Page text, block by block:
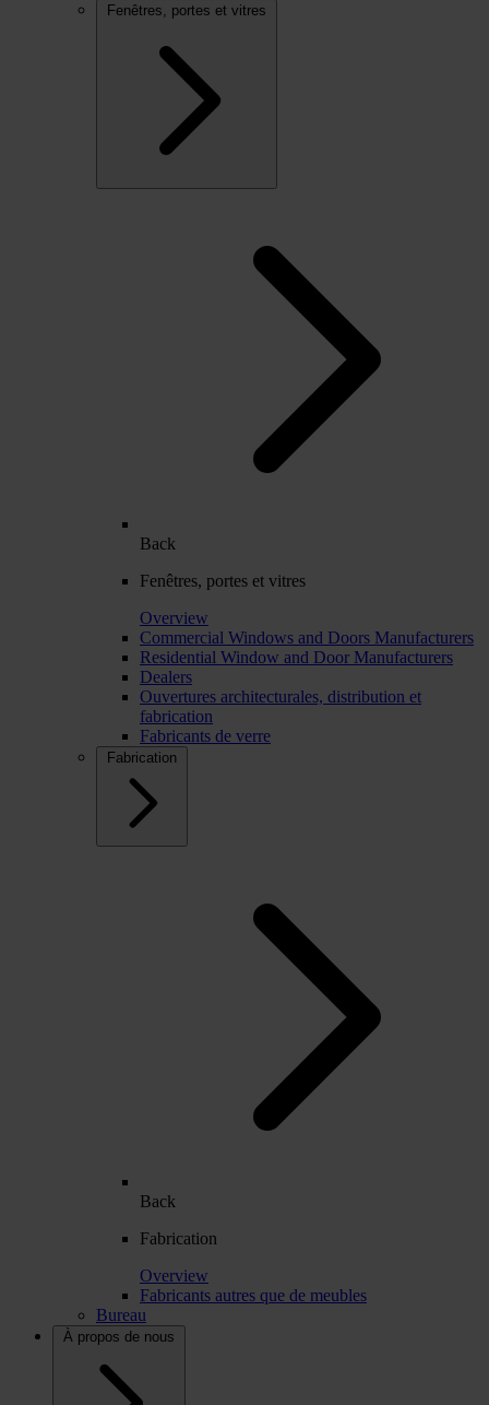
Fenêtres, portes et vitres
Back
Fenêtres, portes et vitres
Overview
Commercial Windows and Doors Manufacturers
Residential Window and Door Manufacturers
Dealers
Ouvertures architecturales, distribution et
fabrication
Fabricants de verre
Fabrication
Back
Fabrication
Overview
Fabricants autres que de meubles
Bureau
À propos de nous